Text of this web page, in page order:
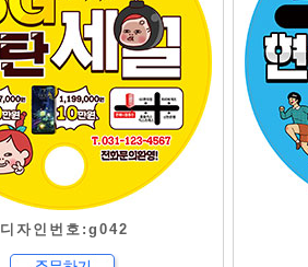
디자인번호:g042